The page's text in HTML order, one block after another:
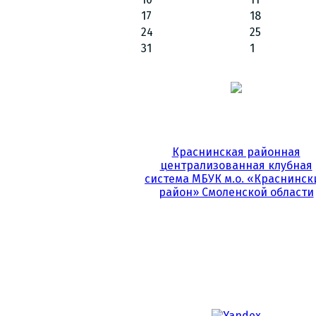
17
18
24
25
31
1
Краснинская районная
централизованная клубная
система МБУК м.о.
район» Смоленской области